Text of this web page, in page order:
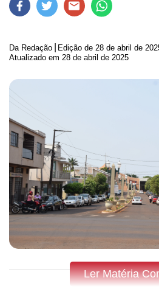
Da Redação Edição de 28 de abril de
Atualizado em 28 de abril de 2025
Ler Matéria